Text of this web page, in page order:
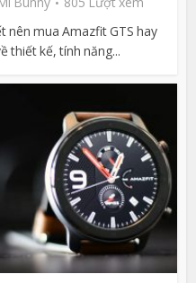
nên mua Amazfit GTS hay
thiết kế, tính năng...